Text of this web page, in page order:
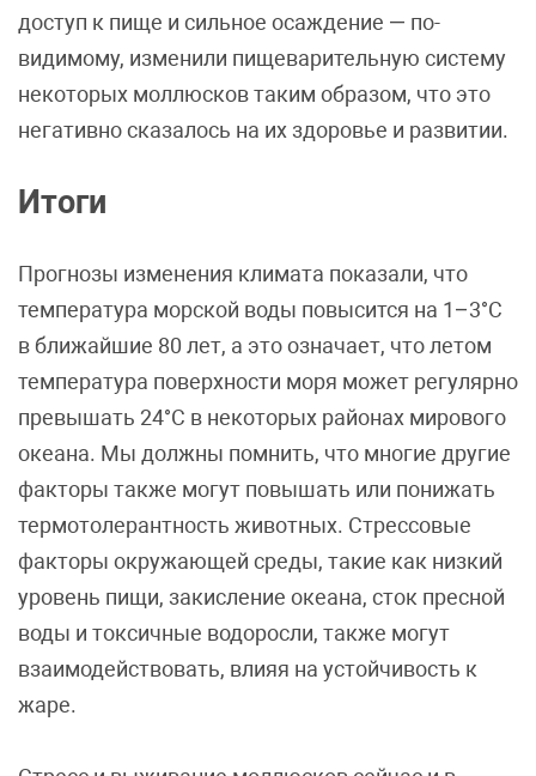
доступ к пище и сильное осаждение — по-
видимому, изменили пищеварительную систему
некоторых моллюсков таким образом, что это
негативно сказалось на их здоровье и развитии.
Итоги
Прогнозы изменения климата показали, что
температура морской воды повысится на 1–3°C
в ближайшие 80 лет, а это означает, что летом
температура поверхности моря может регулярно
превышать 24°C в некоторых районах мирового
океана. Мы должны помнить, что многие другие
факторы также могут повышать или понижать
термотолерантность животных. Стрессовые
факторы окружающей среды, такие как низкий
уровень пищи, закисление океана, сток пресной
воды и токсичные водоросли, также могут
взаимодействовать, влияя на устойчивость к
жаре.